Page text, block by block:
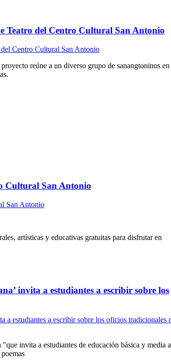
Teatro del Centro Cultural San Antonio
reúne a un diverso grupo de sanangtoninos en
Cultural San Antonio
artísticas y educativas gratuitas para disfrutar en
invita a estudiantes a escribir sobre los
invita a estudiantes de educación básica y media a